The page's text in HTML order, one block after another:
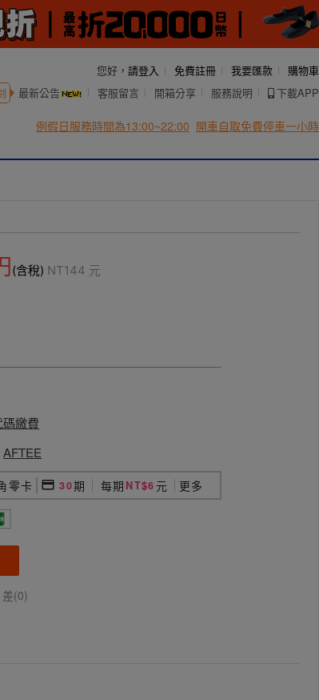
您好， 請登入 免費註冊 我要匯款
購物車
最新公告 客服留言 開箱分享 服務說明 下載APP
例假日服務時間為13:00~22:00 開車自取免費停車一小時
(含稅) NT144 元
繳費
AFTEE
零卡 30期 每期 NT$6 元 更多
差(0)